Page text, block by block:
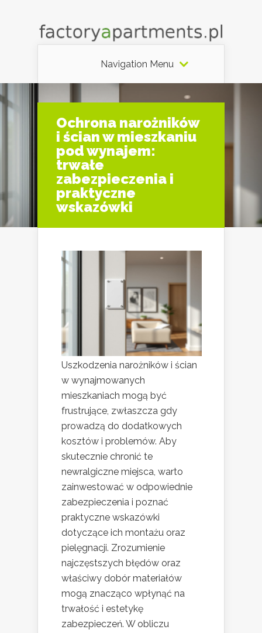
Navigation Menu
Ochrona narożników
i ścian w mieszkaniu
pod wynajem:
trwałe
zabezpieczenia i
praktyczne
wskazówki
Uszkodzenia narożników i ścian
w wynajmowanych
mieszkaniach mogą być
frustrujące, zwłaszcza gdy
prowadzą do dodatkowych
kosztów i problemów. Aby
skutecznie chronić te
newralgiczne miejsca, warto
zainwestować w odpowiednie
zabezpieczenia i poznać
praktyczne wskazówki
dotyczące ich montażu oraz
pielęgnacji. Zrozumienie
najczęstszych błędów oraz
właściwy dobór materiałów
mogą znacząco wpłynąć na
trwałość i estetykę
zabezpieczeń. W obliczu